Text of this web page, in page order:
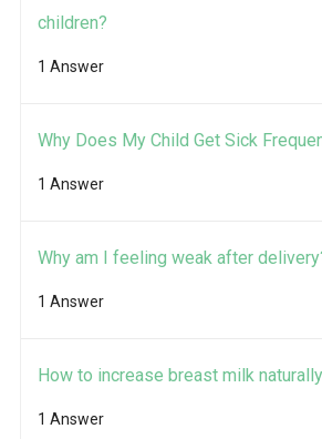
children?
1 Answer
Why Does My Child Get Sick
1 Answer
Why am I feeling weak after
1 Answer
How to increase breast milk
1 Answer